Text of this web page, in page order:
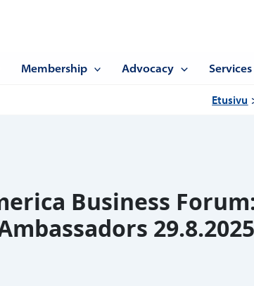
Membership Advocacy Services
Etusivu
Business
29.8.2025